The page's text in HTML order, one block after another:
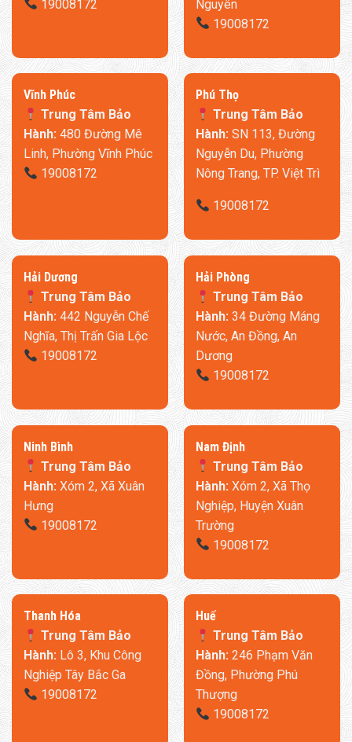
19008172
Nguyên
19008172
​Vĩnh Phúc
Trung Tâm Bảo
Hành:480 Đường Mê
Linh, Phường Vĩnh Phúc
19008172
​Phú Thọ
Trung Tâm Bảo
Hành:SN 113, Đường
Nguyễn Du, Phường
Nông Trang, TP. Việt Trì
19008172
​Hải Dương
Trung Tâm Bảo
Hành:442 Nguyễn Chế
Nghĩa, Thị Trấn Gia Lộc
19008172
​Hải Phòng
Trung Tâm Bảo
Hành:34 Đường Máng
Nước, An Đồng, An
Dương
19008172
Ninh Bình
Trung Tâm Bảo
Hành: Xóm 2, Xã Xuân
Hưng
19008172
​Nam Định
Trung Tâm Bảo
Hành: Xóm 2, Xã Thọ
Nghiệp, Huyện Xuân
Trường
19008172
Thanh Hóa
Trung Tâm Bảo
Hành:Lô 3, Khu Công
Nghiệp Tây Bắc Ga
19008172
​Huế
Trung Tâm Bảo
Hành:246 Phạm Văn
Đồng, Phường Phú
Thượng
19008172